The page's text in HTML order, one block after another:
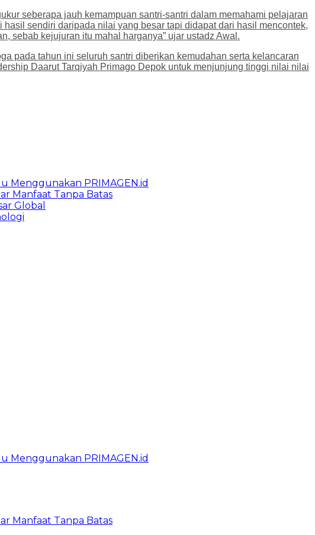
seberapa jauh kemampuan santri-santri dalam memahami pelajaran
sendiri daripada nilai yang besar tapi didapat dari hasil mencontek,
sebab kejujuran itu mahal harganya” ujar ustadz Awal.
pada tahun ini seluruh santri diberikan kemudahan serta kelancaran
Daarut Tarqiyah Primago Depok untuk menjunjung tinggi nilai nilai
Menggunakan PRIMAGEN.id
Manfaat Tanpa Batas
Global
Menggunakan PRIMAGEN.id
Manfaat Tanpa Batas